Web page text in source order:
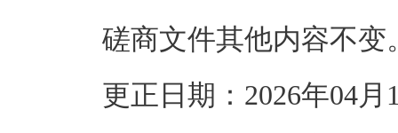
磋商文件其他内容不变
更正日期：2026年04